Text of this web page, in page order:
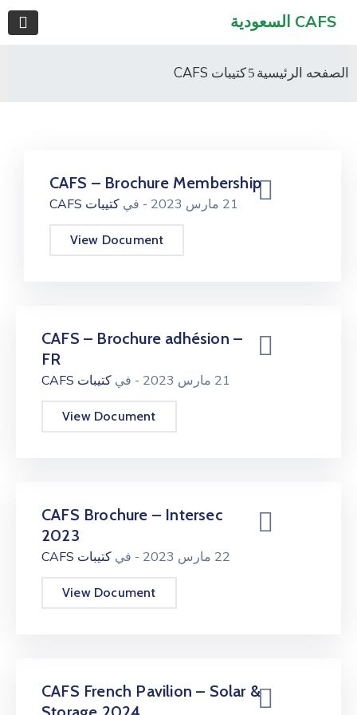
CAFS السعودية
الصفحه الرئيسية كتيبات CAFS
CAFS – Brochure Membership
21 مارس 2023 - فيكتيبات CAFS
View Document
CAFS – Brochure adhésion –
FR
21 مارس 2023 - في كتيبات CAFS
View Document
CAFS Brochure – Intersec
2023
22 مارس 2023 - في كتيبات CAFS
View Document
CAFS French Pavilion – Solar &